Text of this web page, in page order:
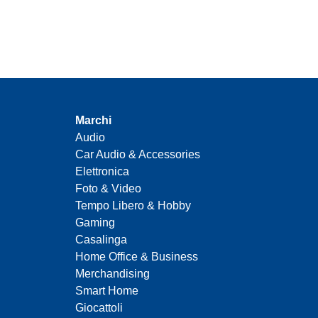
Marchi
Audio
Car Audio & Accessories
Elettronica
Foto & Video
Tempo Libero & Hobby
Gaming
Casalinga
Home Office & Business
Merchandising
Smart Home
Giocattoli